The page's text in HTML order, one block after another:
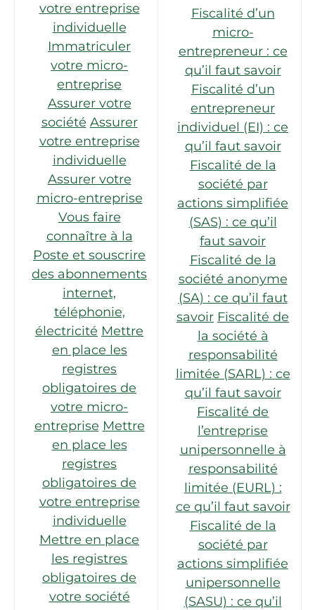
votre entreprise
individuelle
Immatriculer
votre micro-
entreprise
Assurer votre
société Assurer
votre entreprise
individuelle
Assurer votre
micro-entreprise
Vous faire
connaître à la
Poste et souscrire
des abonnements
internet,
téléphonie,
électricité Mettre
en place les
registres
obligatoires de
votre micro-
entreprise Mettre
en place les
registres
obligatoires de
votre entreprise
individuelle
Mettre en place
les registres
obligatoires de
votre société
Fiscalité d’un
micro-
entrepreneur : ce
qu’il faut savoir
Fiscalité d’un
entrepreneur
individuel (EI) : ce
qu’il faut savoir
Fiscalité de la
société par
actions simplifiée
(SAS) : ce qu’il
faut savoir
Fiscalité de la
société anonyme
(SA) : ce qu’il faut
savoir Fiscalité de
la société à
responsabilité
limitée (SARL) : ce
qu’il faut savoir
Fiscalité de
l’entreprise
unipersonnelle à
responsabilité
limitée (EURL) :
ce qu’il faut savoir
Fiscalité de la
société par
actions simplifiée
unipersonnelle
(SASU) : ce qu’il